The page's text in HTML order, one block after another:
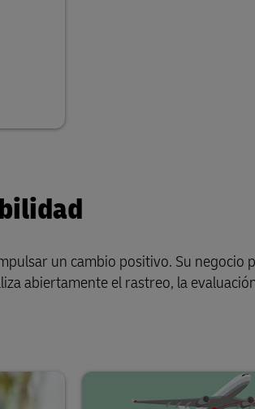
un cambio positivo. Su negocio
abiertamente el rastreo, la